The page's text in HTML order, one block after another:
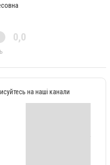
0,0
на наші канали